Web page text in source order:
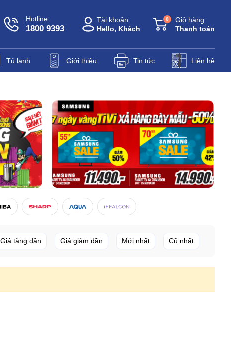
Hotline
1800 9393
Tài khoản
Hello, Khách
Giỏ hàng
Thanh toán
0
Tủ lạnh Giới thiệu Tin tức Liên hệ
Giá tăng dần Giá giảm dần Mới nhất Cũ nhất